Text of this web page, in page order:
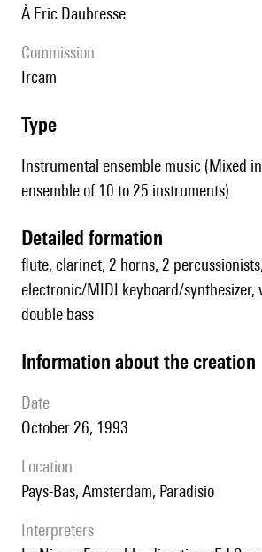
à Eric Daubresse
Commission
Ircam
type
Instrumental ensemble music (Mixed
ensemble of 10 to 25 instruments)
detailed formation
flute, clarinet, 2 horns, 2
electronic/MIDI keyboard/synthesizer,
double bass
information about the creation
date
October 26, 1993
location
Pays-Bas, Amsterdam, Paradisio
interpreters